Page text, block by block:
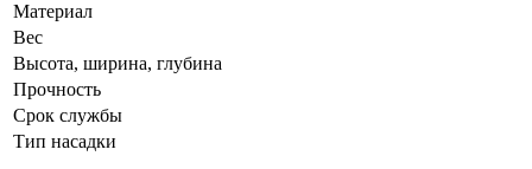
Материал
Вес
Высота, ширина, глубина
Прочность
Срок службы
Тип насадки